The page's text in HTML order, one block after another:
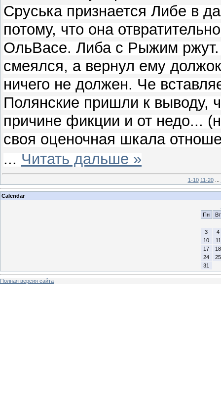
Сруська признается Либе в
потому, что она
ОльВасе. Либа с Рыжим ржут.
смеялся, а вернул ему
ничего не должен. Че
Полянские пришли к выводу,
причине фикции и от недо...
своя оценочная шкала
... Читать дальше »
1-10 11-20
Calendar
Пн
Вт
3
4
10
11
17
18
24
25
31
Полная версия сайта